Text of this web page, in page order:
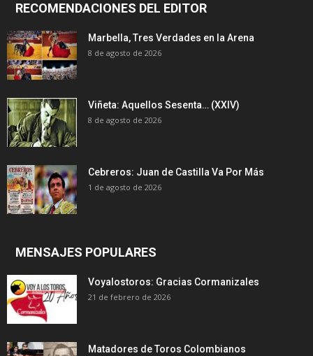
RECOMENDACIONES DEL EDITOR
Marbella, Tres Verdades en la Arena
8 de agosto de 2026
Viñeta: Aquellos Sesenta… (XXIV)
8 de agosto de 2026
Cebreros: Juan de Castilla Va Por Más
1 de agosto de 2026
MENSAJES POPULARES
Voyalostoros: Gracias Cormanizales
21 de febrero de 2026
Matadores de Toros Colombianos